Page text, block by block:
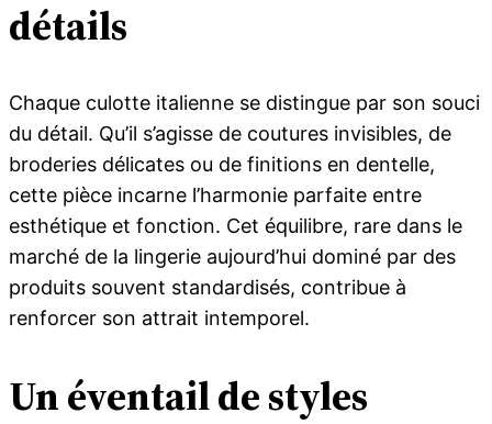
détails
Chaque culotte italienne se distingue par son souci
du détail. Qu’il s’agisse de coutures invisibles, de
broderies délicates ou de finitions en dentelle,
cette pièce incarne l’harmonie parfaite entre
esthétique et fonction. Cet équilibre, rare dans le
marché de la lingerie aujourd’hui dominé par des
produits souvent standardisés, contribue à
renforcer son attrait intemporel.
Un éventail de styles